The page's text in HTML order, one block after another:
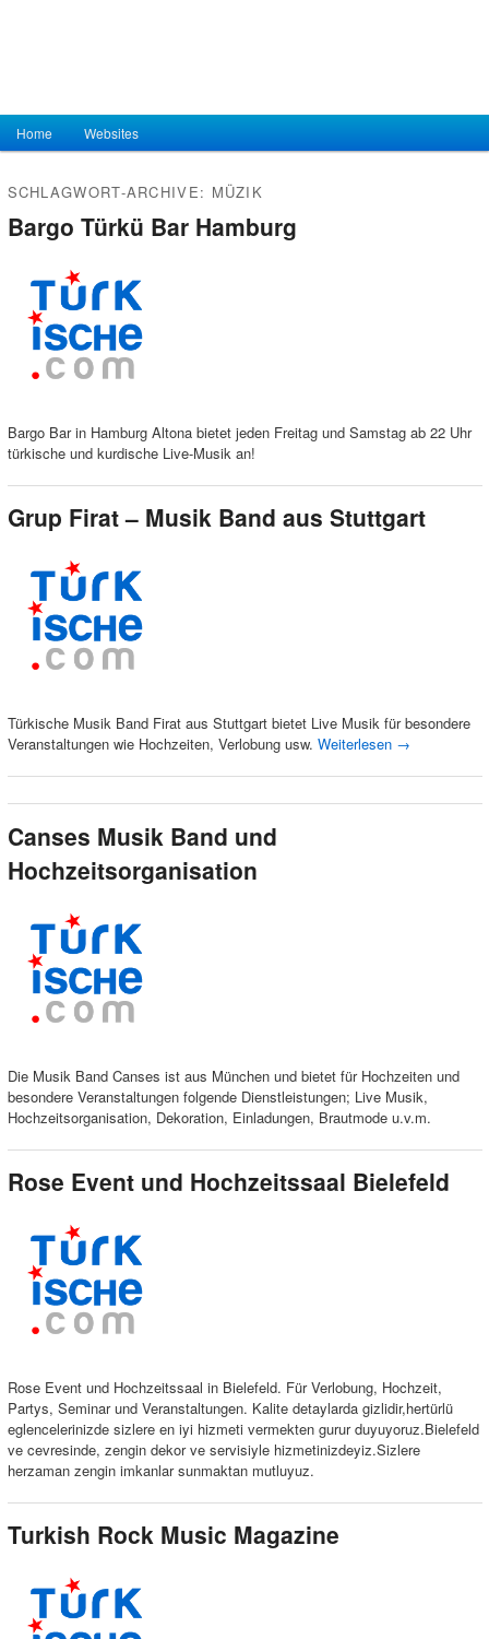
Hauptmenü
Zum Inhalt wechseln
Zum sekundären Inhalt wechseln
Home Websites
SCHLAGWORT-ARCHIVE: MÜZIK
Bargo Türkü Bar Hamburg
Bargo Bar in Hamburg Altona bietet jeden Freitag und Samstag ab 22 Uhr
türkische und kurdische Live-Musik an!
Grup Firat – Musik Band aus Stuttgart
Türkische Musik Band Firat aus Stuttgart bietet Live Musik für besondere
Veranstaltungen wie Hochzeiten, Verlobung usw. Weiterlesen →
Canses Musik Band und
Hochzeitsorganisation
Die Musik Band Canses ist aus München und bietet für Hochzeiten und
besondere Veranstaltungen folgende Dienstleistungen; Live Musik,
Hochzeitsorganisation, Dekoration, Einladungen, Brautmode u.v.m.
Rose Event und Hochzeitssaal Bielefeld
Rose Event und Hochzeitssaal in Bielefeld. Für Verlobung, Hochzeit,
Partys, Seminar und Veranstaltungen. Kalite detaylarda gizlidir,hertürlü
eglencelerinizde sizlere en iyi hizmeti vermekten gurur duyuyoruz.Bielefeld
ve cevresinde, zengin dekor ve servisiyle hizmetinizdeyiz.Sizlere
herzaman zengin imkanlar sunmaktan mutluyuz.
Turkish Rock Music Magazine